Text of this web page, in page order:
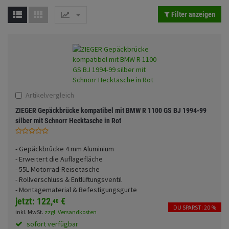
Sturzbügel und
Rucksäcke
Fahrwerk
Registrieren Merkzettel
Filter anzeigen
Artikelvergleich
ZIEGER Gepäckbrücke kompatibel mit BMW R 1100 GS BJ 1994-99
silber mit Schnorr Hecktasche in Rot
- Gepäckbrücke 4 mm Aluminium
- Erweitert die Auflagefläche
- 55L Motorrad-Reisetasche
- Rollverschluss & Entlüftungsventil
- Montagematerial & Befestigungsgurte
jetzt: 122,40 €
DU SPARST: 20 %
inkl. MwSt. zzgl. Versandkosten
sofort verfügbar